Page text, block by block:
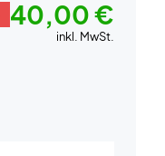
40,00 €
inkl. MwSt.